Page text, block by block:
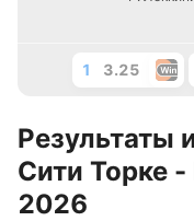
1 3.25
Результаты
Сити Торке
2026